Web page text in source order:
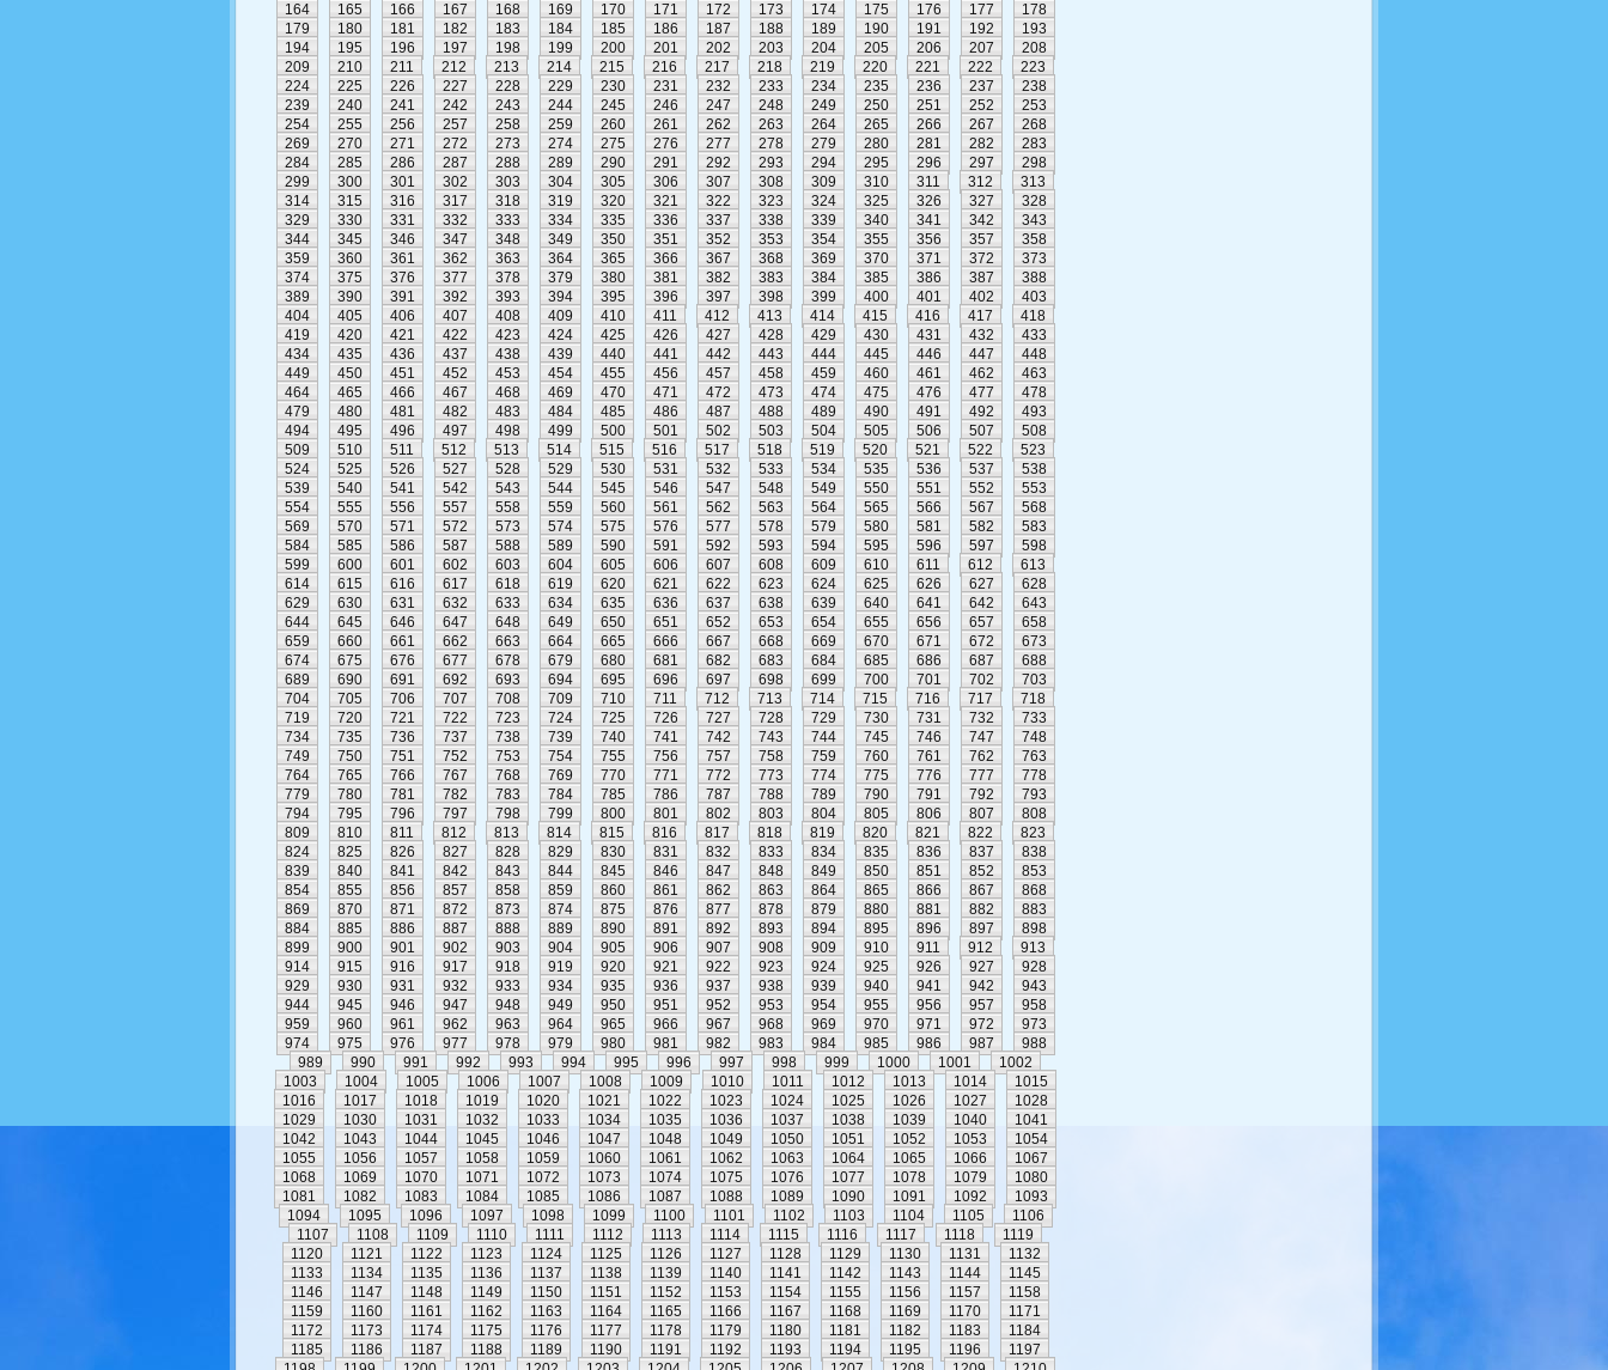
164
165 166 167 168 169 170 171 172 173 174 175 176 177
178
179
180 181 182 183 184 185 186 187 188 189 190 191 192
193
194
195 196 197 198 199 200 201 202 203 204 205 206 207
208
209
210 211 212 213 214 215 216 217 218 219 220 221 222
223
224
225 226 227 228 229 230 231 232 233 234 235 236 237
238
239
240 241 242 243 244 245 246 247 248 249 250 251 252
253
254
255 256 257 258 259 260 261 262 263 264 265 266 267
268
269
270 271 272 273 274 275 276 277 278 279 280 281 282
283
284
285 286 287 288 289 290 291 292 293 294 295 296 297
298
299
300 301 302 303 304 305 306 307 308 309 310 311 312
313
314
315 316 317 318 319 320 321 322 323 324 325 326 327
328
329
330 331 332 333 334 335 336 337 338 339 340 341 342
343
344
345 346 347 348 349 350 351 352 353 354 355 356 357
358
359
360 361 362 363 364 365 366 367 368 369 370 371 372
373
374
375 376 377 378 379 380 381 382 383 384 385 386 387
388
389
390 391 392 393 394 395 396 397 398 399 400 401 402
403
404
405 406 407 408 409 410 411 412 413 414 415 416 417
418
419
420 421 422 423 424 425 426 427 428 429 430 431 432
433
434
435 436 437 438 439 440 441 442 443 444 445 446 447
448
449
450 451 452 453 454 455 456 457 458 459 460 461 462
463
464
465 466 467 468 469 470 471 472 473 474 475 476 477
478
479
480 481 482 483 484 485 486 487 488 489 490 491 492
493
494
495 496 497 498 499 500 501 502 503 504 505 506 507
508
509
510 511 512 513 514 515 516 517 518 519 520 521 522
523
524
525 526 527 528 529 530 531 532 533 534 535 536 537
538
539
540 541 542 543 544 545 546 547 548 549 550 551 552
553
554
555 556 557 558 559 560 561 562 563 564 565 566 567
568
569
570 571 572 573 574 575 576 577 578 579 580 581 582
583
584
585 586 587 588 589 590 591 592 593 594 595 596 597
598
599
600 601 602 603 604 605 606 607 608 609 610 611 612
613
614
615 616 617 618 619 620 621 622 623 624 625 626 627
628
629
630 631 632 633 634 635 636 637 638 639 640 641 642
643
644
645 646 647 648 649 650 651 652 653 654 655 656 657
658
659
660 661 662 663 664 665 666 667 668 669 670 671 672
673
674
675 676 677 678 679 680 681 682 683 684 685 686 687
688
689
690 691 692 693 694 695 696 697 698 699 700 701 702
703
704
705 706 707 708 709 710 711 712 713 714 715 716 717
718
719
720 721 722 723 724 725 726 727 728 729 730 731 732
733
734
735 736 737 738 739 740 741 742 743 744 745 746 747
748
749
750 751 752 753 754 755 756 757 758 759 760 761 762
763
764
765 766 767 768 769 770 771 772 773 774 775 776 777
778
779
780 781 782 783 784 785 786 787 788 789 790 791 792
793
794
795 796 797 798 799 800 801 802 803 804 805 806 807
808
809
810 811 812 813 814 815 816 817 818 819 820 821 822
823
824
825 826 827 828 829 830 831 832 833 834 835 836 837
838
839
840 841 842 843 844 845 846 847 848 849 850 851 852
853
854
855 856 857 858 859 860 861 862 863 864 865 866 867
868
869
870 871 872 873 874 875 876 877 878 879 880 881 882
883
884
885 886 887 888 889 890 891 892 893 894 895 896 897
898
899
900 901 902 903 904 905 906 907 908 909 910 911 912
913
914
915 916 917 918 919 920 921 922 923 924 925 926 927
928
929
930 931 932 933 934 935 936 937 938 939 940 941 942
943
944
945 946 947 948 949 950 951 952 953 954 955 956 957
958
959
960 961 962 963 964 965 966 967 968 969 970 971 972
973
974
975 976 977 978 979 980 981 982 983 984 985 986 987
988
989
990 991 992 993 994 995 996 997 998 999 1000 1001
1002
1003
1004 1005 1006 1007 1008 1009 1010 1011 1012 1013 1014
1015
1016
1017 1018 1019 1020 1021 1022 1023 1024 1025 1026 1027
1028
1029
1030 1031 1032 1033 1034 1035 1036 1037 1038 1039 1040
1041
1042
1043 1044 1045 1046 1047 1048 1049 1050 1051 1052 1053
1054
1055
1056 1057 1058 1059 1060 1061 1062 1063 1064 1065 1066
1067
1068
1069 1070 1071 1072 1073 1074 1075 1076 1077 1078 1079
1080
1081
1082 1083 1084 1085 1086 1087 1088 1089 1090 1091 1092
1093
1094
1095 1096 1097 1098 1099 1100 1101 1102 1103 1104 1105
1106
1107
1108 1109 1110 1111 1112 1113 1114 1115 1116 1117 1118
1119
1120
1121 1122 1123 1124 1125 1126 1127 1128 1129 1130 1131
1132
1133
1134 1135 1136 1137 1138 1139 1140 1141 1142 1143 1144
1145
1146
1147 1148 1149 1150 1151 1152 1153 1154 1155 1156 1157
1158
1159
1160 1161 1162 1163 1164 1165 1166 1167 1168 1169 1170
1171
1172
1173 1174 1175 1176 1177 1178 1179 1180 1181 1182 1183
1184
1185
1186 1187 1188 1189 1190 1191 1192 1193 1194 1195 1196
1197